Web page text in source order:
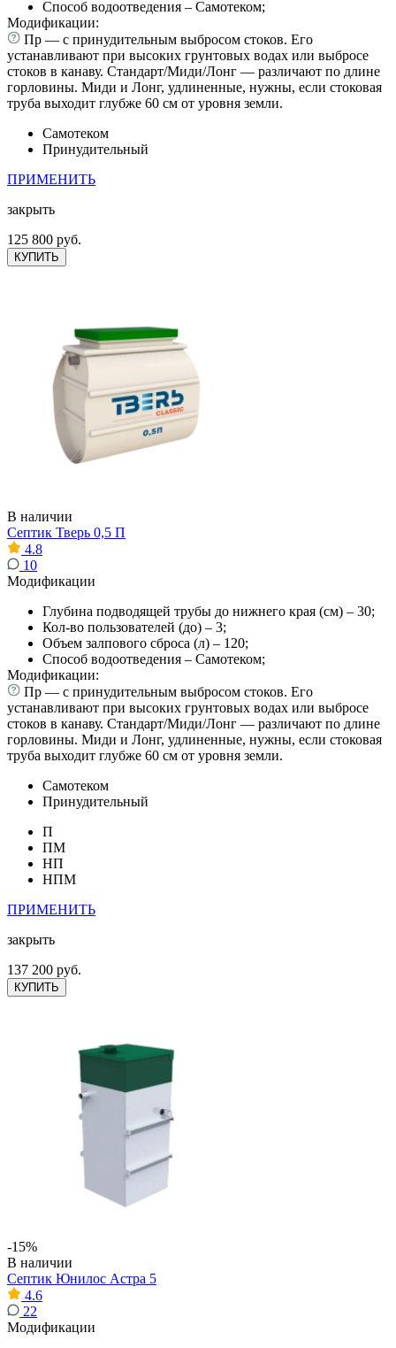
Способ водоотведения – Самотеком;
Модификации:
Пр — с принудительным выбросом стоков. Его
устанавливают при высоких грунтовых водах или выбросе
стоков в канаву. Стандарт/Миди/Лонг — различают по длине
горловины. Миди и Лонг, удлиненные, нужны, если стоковая
труба выходит глубже 60 см от уровня земли.
Самотеком
Принудительный
ПРИМЕНИТЬ
закрыть
125 800 руб.
КУПИТЬ
В наличии
Септик Тверь 0,5 П
4.8
10
Модификации
Глубина подводящей трубы до нижнего края (см) – 30;
Кол-во пользователей (до) – 3;
Объем залпового сброса (л) – 120;
Способ водоотведения – Самотеком;
Модификации:
Пр — с принудительным выбросом стоков. Его
устанавливают при высоких грунтовых водах или выбросе
стоков в канаву. Стандарт/Миди/Лонг — различают по длине
горловины. Миди и Лонг, удлиненные, нужны, если стоковая
труба выходит глубже 60 см от уровня земли.
Самотеком
Принудительный
П
ПМ
НП
НПМ
ПРИМЕНИТЬ
закрыть
137 200 руб.
КУПИТЬ
-15%
В наличии
Септик Юнилос Астра 5
4.6
22
Модификации